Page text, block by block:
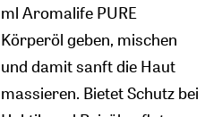
ml Aromalife PURE
Körperöl geben, mischen
und damit sanft die Haut
massieren. Bietet Schutz bei